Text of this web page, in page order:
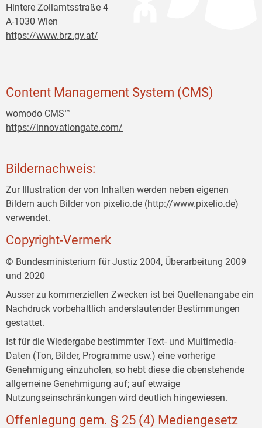
Hintere Zollamtsstraße 4
A-1030 Wien
https://www.brz.gv.at/
Content Management System (CMS)
womodo CMS™
https://innovationgate.com/
Bildernachweis:
Zur Illustration der von Inhalten werden neben eigenen
Bildern auch Bilder von pixelio.de (http://www.pixelio.de)
verwendet.
Copyright-Vermerk
© Bundesministerium für Justiz 2004, Überarbeitung 2009
und 2020
Ausser zu kommerziellen Zwecken ist bei Quellenangabe ein
Nachdruck vorbehaltlich anderslautender Bestimmungen
gestattet.
Ist für die Wiedergabe bestimmter Text- und Multimedia-
Daten (Ton, Bilder, Programme usw.) eine vorherige
Genehmigung einzuholen, so hebt diese die obenstehende
allgemeine Genehmigung auf; auf etwaige
Nutzungseinschränkungen wird deutlich hingewiesen.
Offenlegung gem. § 25 (4) Mediengesetz